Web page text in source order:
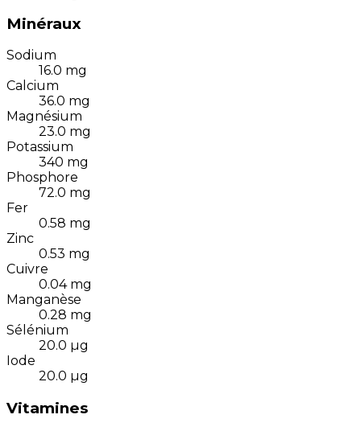
Minéraux
Sodium
16.0 mg
Calcium
36.0 mg
Magnésium
23.0 mg
Potassium
340 mg
Phosphore
72.0 mg
Fer
0.58 mg
Zinc
0.53 mg
Cuivre
0.04 mg
Manganèse
0.28 mg
Sélénium
20.0 µg
Iode
20.0 µg
Vitamines